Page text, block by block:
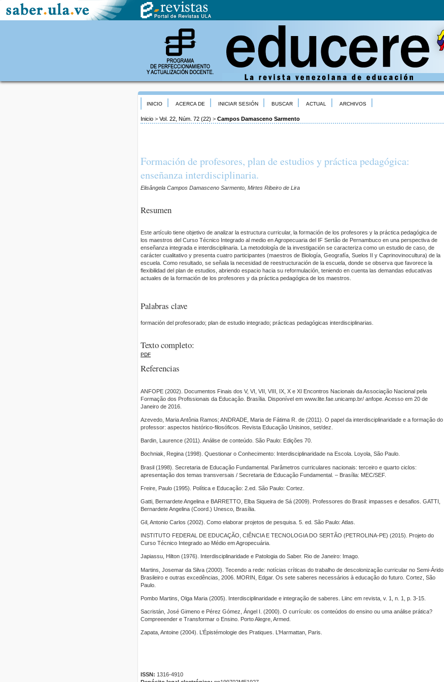
INICIO ACERCA DE INICIAR SESIÓN BUSCAR ACTUAL ARCHIVOS
Inicio > Vol. 22, Núm. 72 (22) > Campos Damasceno Sarmento
Formación de profesores, plan de estudios y práctica pedagógica:
enseñanza interdisciplinaria.
Elisângela Campos Damasceno Sarmento, Mirtes Ribeiro de Lira
Resumen
Este artículo tiene objetivo de analizar la estructura curricular, la formación de los profesores y la práctica pedagógica de
los maestros del Curso Técnico Integrado al medio en Agropecuaria del IF Sertão de Pernambuco en una perspectiva de
enseñanza integrada e interdisciplinaria. La metodología de la investigación se caracteriza como un estudio de caso, de
carácter cualitativo y presenta cuatro participantes (maestros de Biología, Geografía, Suelos II y Caprinovinocultura) de la
escuela. Como resultado, se señala la necesidad de reestructuración de la escuela, donde se observa que favorece la
flexibilidad del plan de estudios, abriendo espacio hacia su reformulación, teniendo en cuenta las demandas educativas
actuales de la formación de los profesores y da práctica pedagógica de los maestros.
Palabras clave
formación del profesorado; plan de estudio integrado; prácticas pedagógicas interdisciplinarias.
Texto completo:
PDF
Referencias
ANFOPE (2002). Documentos Finais dos V, VI, VII, VIII, IX, X e XI Encontros Nacionais da Associação Nacional pela
Formação dos Profissionais da Educação. Brasília. Disponível em www.lite.fae.unicamp.br/ anfope. Acesso em 20 de
Janeiro de 2016.
Azevedo, Maria Antônia Ramos; ANDRADE, Maria de Fátima R. de (2011). O papel da interdisciplinaridade e a formação do
professor: aspectos histórico-filosóficos. Revista Educação Unisinos, set/dez.
Bardin, Laurence (2011). Análise de conteúdo. São Paulo: Edições 70.
Bochniak, Regina (1998). Questionar o Conhecimento: Interdisciplinaridade na Escola. Loyola, São Paulo.
Brasil (1998). Secretaria de Educação Fundamental. Parâmetros curriculares nacionais: terceiro e quarto ciclos:
apresentação dos temas transversais / Secretaria de Educação Fundamental. – Brasília: MEC/SEF.
Freire, Paulo (1995). Política e Educação: 2.ed. São Paulo: Cortez.
Gatti, Bernardete Angelina e BARRETTO, Elba Siqueira de Sá (2009). Professores do Brasil: impasses e desafios. GATTI,
Bernardete Angelina (Coord.) Unesco, Brasília.
Gil, Antonio Carlos (2002). Como elaborar projetos de pesquisa. 5. ed. São Paulo: Atlas.
INSTITUTO FEDERAL DE EDUCAÇÃO, CIÊNCIA E TECNOLOGIA DO SERTÃO (PETROLINA-PE) (2015). Projeto do
Curso Técnico Integrado ao Médio em Agropecuária.
Japiassu, Hilton (1976). Interdisciplinaridade e Patologia do Saber. Rio de Janeiro: Imago.
Martins, Josemar da Silva (2000). Tecendo a rede: notícias críticas do trabalho de descolonização curricular no Semi-Árido
Brasileiro e outras excedências, 2006. MORIN, Edgar. Os sete saberes necessários à educação do futuro. Cortez, São
Paulo.
Pombo Martins, Olga Maria (2005). Interdisciplinaridade e integração de saberes. Liinc em revista, v. 1, n. 1, p. 3-15.
Sacristán, José Gimeno e Pérez Gómez, Ángel I. (2000). O currículo: os conteúdos do ensino ou uma análise prática?
Compreeender e Transformar o Ensino. Porto Alegre, Armed.
Zapata, Antoine (2004). L’Épistémologie des Pratiques. L’Harmattan, Paris.
ISSN: 1316-4910